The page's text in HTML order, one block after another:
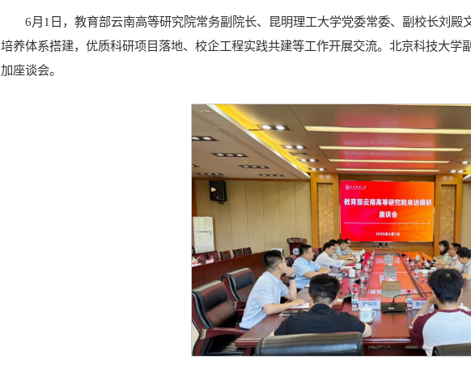
6月1日，教育部云南高等研究院常务副院长、昆明理工大学党委常委、副校长刘
培养体系搭建，优质科研项目落地、校企工程实践共建等工作开展交流。北京科技大
加座谈会。